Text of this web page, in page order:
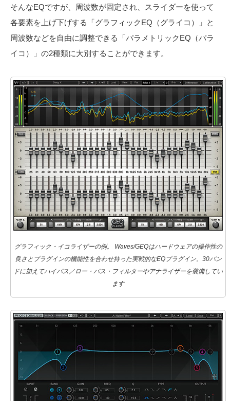
そんなEQですが、周波数が固定され、スライダーを使って
各要素を上げ下げする「グラフィックEQ（グライコ）」と
周波数などを自由に調整できる「パラメトリックEQ（パラ
イコ）」の2種類に大別することができます。
グラフィック・イコライザーの例。 Waves/GEQはハードウェアの操作性の
良さとプラグインの機能性を合わせ持った実戦的なEQプラグイン。30バン
ドに加えてハイパス／ロー・パス・フィルターやアナライザーを装備してい
ます